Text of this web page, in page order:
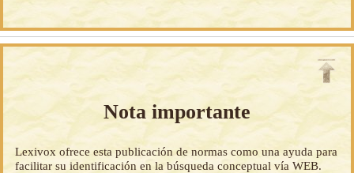
Nota importante
Lexivox ofrece esta publicación de normas como una ayuda para
facilitar su identificación en la búsqueda conceptual vía WEB.